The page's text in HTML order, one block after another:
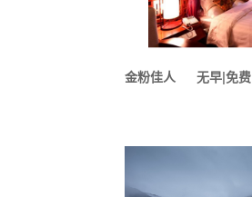
金粉佳人 无早|免费